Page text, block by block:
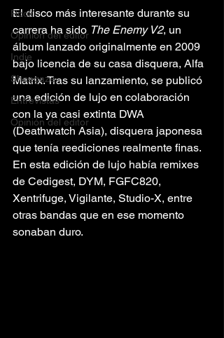
Rock
Opinión del editor
Indie
Shoegaze
Entrevistas
Opinión del editor
El disco más interesante durante su
carrera ha sido The Enemy V2, un
álbum lanzado originalmente en 2009
bajo licencia de su casa disquera, Alfa
Matrix. Tras su lanzamiento, se publicó
una edición de lujo en colaboración
con la ya casi extinta DWA
(Deathwatch Asia), disquera japonesa
que tenía reediciones realmente finas.
En esta edición de lujo había remixes
de Cedigest, DYM, FGFC820,
Xentrifuge, Vigilante, Studio-X, entre
otras bandas que en ese momento
sonaban duro.